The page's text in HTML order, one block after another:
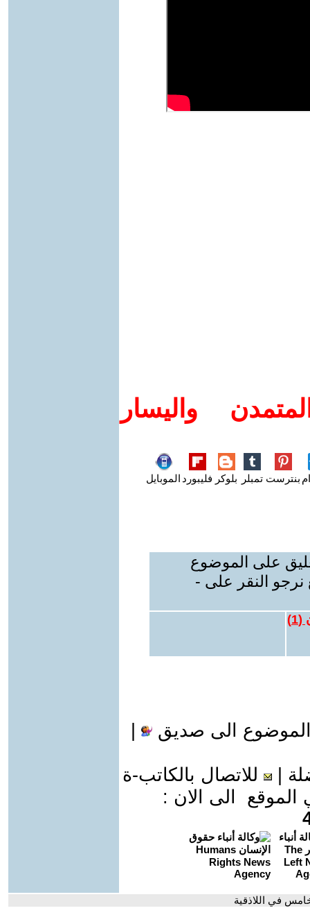
واليسار
بنترست تمبلر بلوكر فليبورد الموبايل
على الموضوع
نرجو النقر على -
(
1
)
الى صديق
للاتصال بالكاتب-ة
الى الان :
في اللاذقية